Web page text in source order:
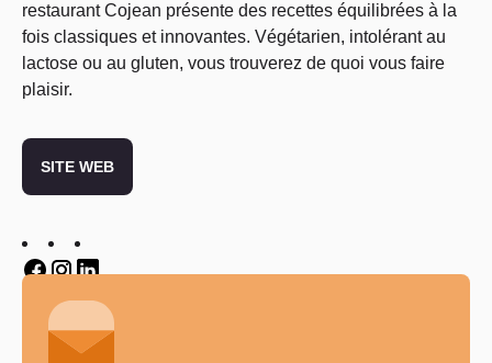
restaurant Cojean présente des recettes équilibrées à la
fois classiques et innovantes. Végétarien, intolérant au
lactose ou au gluten, vous trouverez de quoi vous faire
plaisir.
SITE WEB